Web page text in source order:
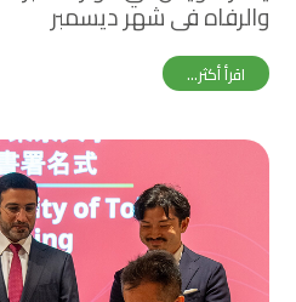
والرفاه في شهر ديسمبر
اقرأ أكثر...